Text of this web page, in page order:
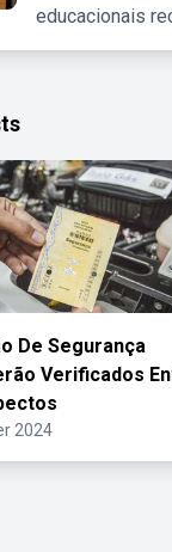
educacionais
De Segurança
Verificados
2024